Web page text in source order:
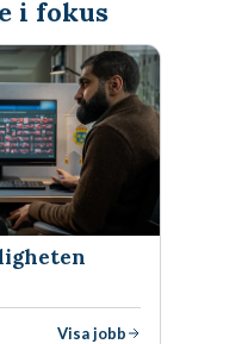
i fokus
Visa jobb